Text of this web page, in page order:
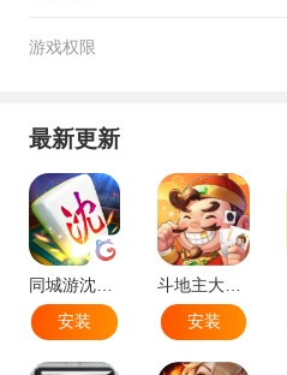
游戏权限
最新更新
同城游沈阳麻将
安装
安装